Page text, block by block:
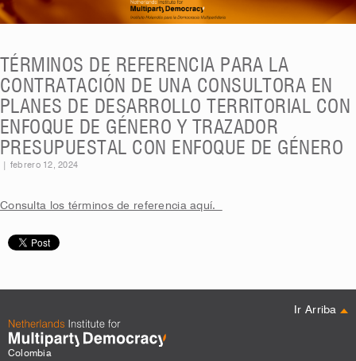
TÉRMINOS DE REFERENCIA PARA LA
CONTRATACIÓN DE UNA CONSULTORA EN
PLANES DE DESARROLLO TERRITORIAL CON
ENFOQUE DE GÉNERO Y TRAZADOR
PRESUPUESTAL CON ENFOQUE DE GÉNERO
febrero 12, 2024
Consulta los términos de referencia aquí.
Ir Arriba
Colombia